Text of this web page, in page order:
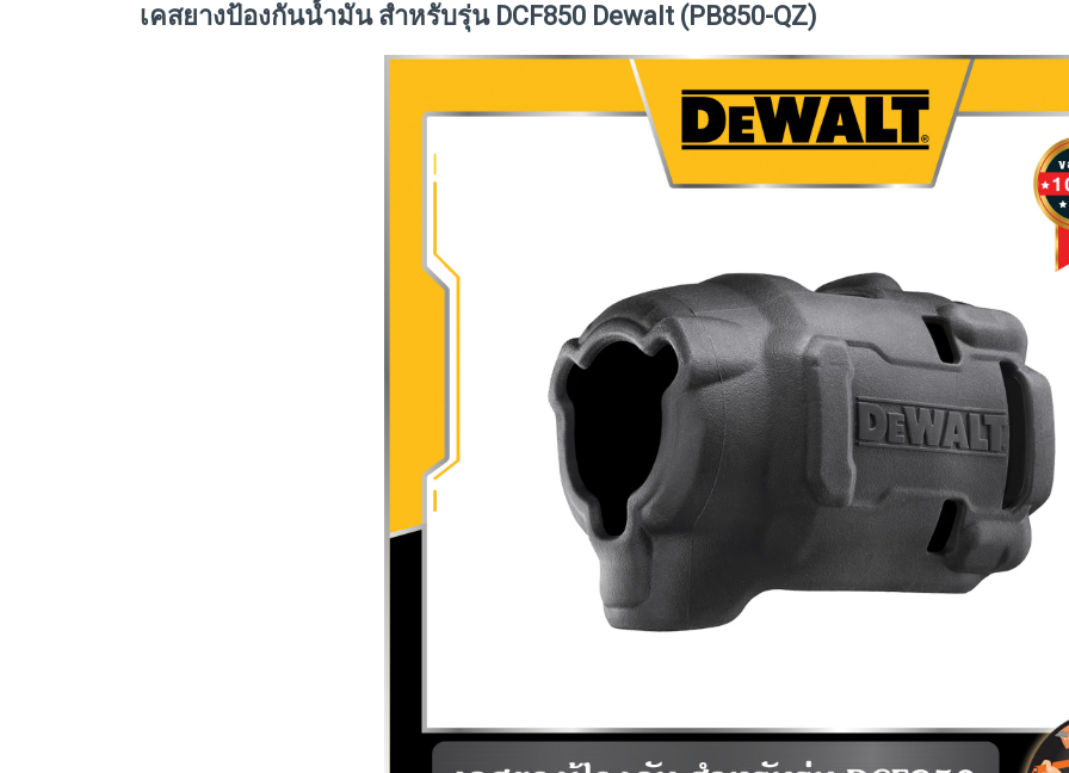
เคสยางป้องกันน้ำมัน สำหรับรุ่น DCF850 Dewalt (PB850-QZ)